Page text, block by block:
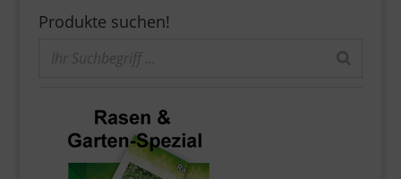
Produkte suchen!